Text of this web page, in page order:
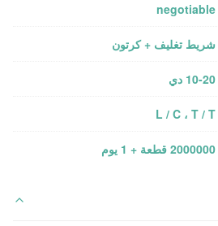
negotiable
شريط تغليف + كرتون
10-20 دي
L / C ، T / T
2000000 قطعة + 1 يوم